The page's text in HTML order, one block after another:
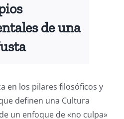
de una
en los pilares filosóficos y
definen una Cultura
un enfoque de «no culpa»